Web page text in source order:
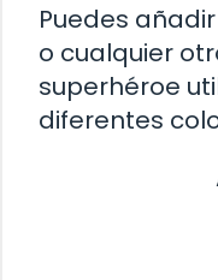
Puedes
o cualquier
superhéroe
diferentes